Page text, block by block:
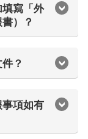
寫「外
）？
？
項如有